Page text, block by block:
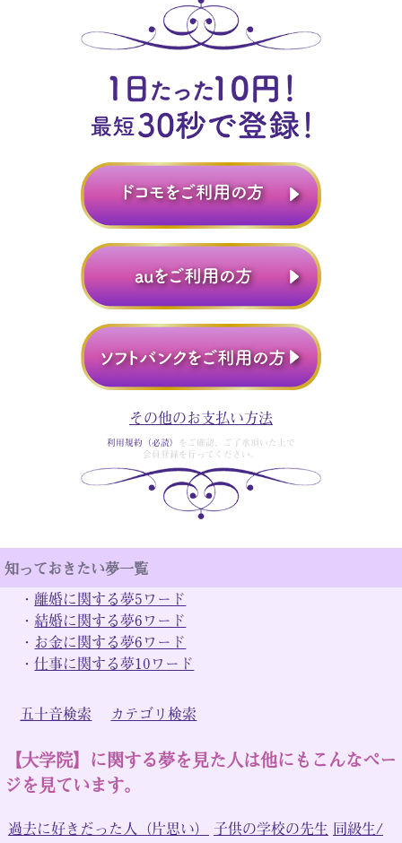
その他のお支払い方法
利用規約（必読）
をご確認、ご了承頂いた上で
会員登録を行ってください。
知っておきたい夢一覧
・ 離婚に関する夢5ワード
・ 結婚に関する夢6ワード
・ お金に関する夢6ワード
・仕事に関する夢10ワード
五十音検索 カテゴリ検索
【大学院】に関する夢を見た人は他にもこんなペー
ジを見ています。
過去に好きだった人（片思い） 子供の学校の先生 同級生/